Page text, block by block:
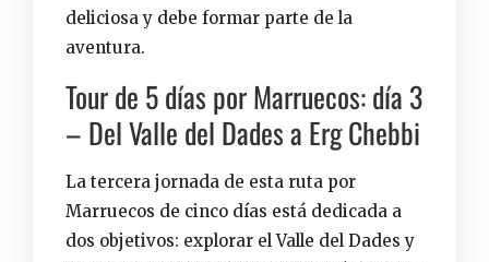
deliciosa y debe formar parte de la
aventura.
Tour de 5 días por Marruecos: día 3
– Del Valle del Dades a Erg Chebbi
La tercera jornada de esta ruta por
Marruecos de cinco días está dedicada a
dos objetivos: explorar el Valle del Dades y